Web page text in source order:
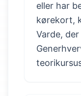
eller har
kørekort,
Varde,